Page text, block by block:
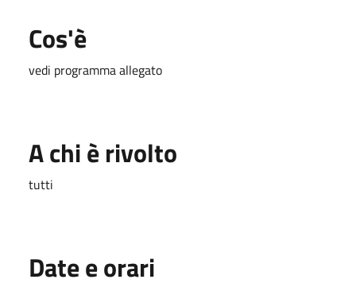
Cos'è
vedi programma allegato
A chi è rivolto
tutti
Date e orari